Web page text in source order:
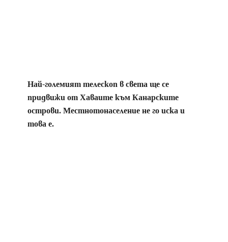
Най-големият телескоп в света ще се
придвижи от Хаваите към Канарските
острови. Местнотонаселение не го иска и
това е.